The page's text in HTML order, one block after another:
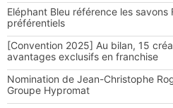
Eléphant Bleu référence les
préférentiels
[Convention 2025] Au bilan, 15
avantages exclusifs en franchise
Nomination de Jean-Christophe
Groupe Hypromat